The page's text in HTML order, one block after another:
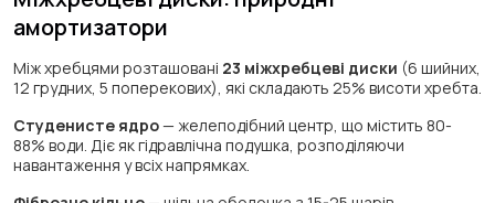
амортизатори
Між хребцями розташовані 23 міжхребцеві диски (6 шийних,
12 грудних, 5 поперекових), які складають 25% висоти хребта.
Студенисте ядро— желеподібний центр, що містить 80-
88% води. Діє як гідравлічна подушка, розподіляючи
навантаження у всіх напрямках.